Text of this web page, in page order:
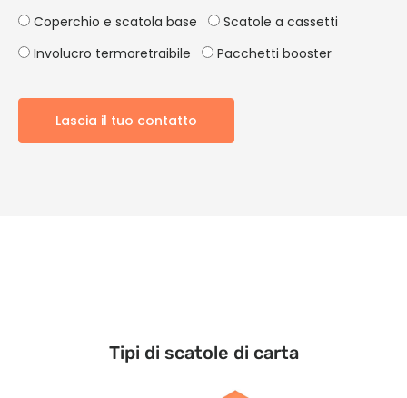
Coperchio e scatola base
Scatole a cassetti
Involucro termoretraibile
Pacchetti booster
Lascia il tuo contatto
Tipi di scatole di carta